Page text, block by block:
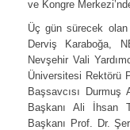
ve Kongre
Üç gün sürecek olan
Derviş Karaboğa,
Nevşehir Vali
Üniversitesi Rektörü
Başsavcısı
Başkanı Ali İhsan
Başkanı Prof. Dr.